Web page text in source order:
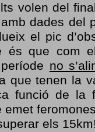
volen del
dades del
el pic
és que com
no
que tenen la
funció de la
emet
els